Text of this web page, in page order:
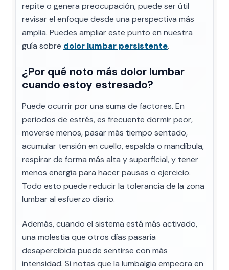
repite o genera preocupación, puede ser útil
revisar el enfoque desde una perspectiva más
amplia. Puedes ampliar este punto en nuestra
guía sobre dolor lumbar persistente.
¿Por qué noto más dolor lumbar
cuando estoy estresado?
Puede ocurrir por una suma de factores. En
periodos de estrés, es frecuente dormir peor,
moverse menos, pasar más tiempo sentado,
acumular tensión en cuello, espalda o mandíbula,
respirar de forma más alta y superficial, y tener
menos energía para hacer pausas o ejercicio.
Todo esto puede reducir la tolerancia de la zona
lumbar al esfuerzo diario.
Además, cuando el sistema está más activado,
una molestia que otros días pasaría
desapercibida puede sentirse con más
intensidad. Si notas que la lumbalgia empeora en